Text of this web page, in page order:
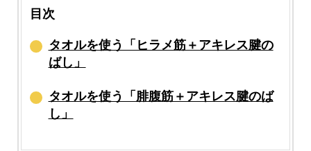
目次
タオルを使う「ヒラメ筋＋アキレス腱の
ばし」
タオルを使う「腓腹筋＋アキレス腱のば
し」